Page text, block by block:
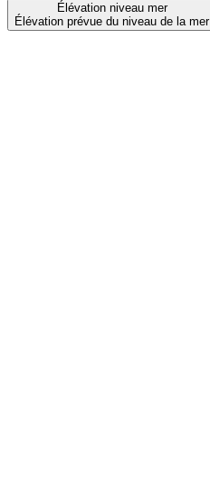
Élévation niveau mer
Élévation prévue du niveau de la mer